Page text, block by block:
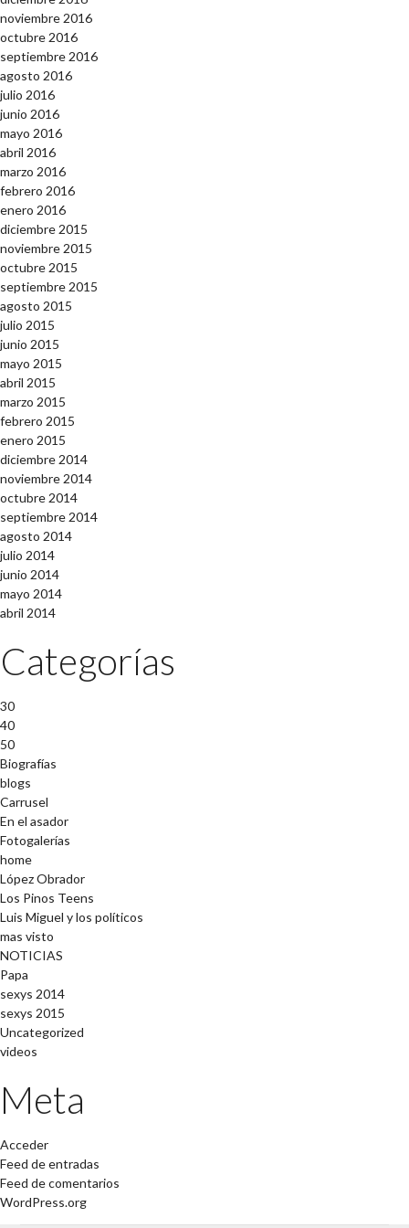
noviembre 2016
octubre 2016
septiembre 2016
agosto 2016
julio 2016
junio 2016
mayo 2016
abril 2016
marzo 2016
febrero 2016
enero 2016
diciembre 2015
noviembre 2015
octubre 2015
septiembre 2015
agosto 2015
julio 2015
junio 2015
mayo 2015
abril 2015
marzo 2015
febrero 2015
enero 2015
diciembre 2014
noviembre 2014
octubre 2014
septiembre 2014
agosto 2014
julio 2014
junio 2014
mayo 2014
abril 2014
Categorías
30
40
50
Biografías
blogs
Carrusel
En el asador
Fotogalerías
home
López Obrador
Los Pinos Teens
Luis Miguel y los políticos
mas visto
NOTICIAS
Papa
sexys 2014
sexys 2015
Uncategorized
videos
Meta
Acceder
Feed de entradas
Feed de comentarios
WordPress.org